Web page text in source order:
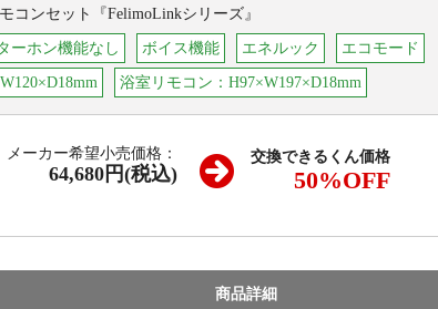
コンセット『FelimoLinkシリーズ』
ーホン機能なし ボイス機能 エネルック エコモード
浴室リモコン：H97×W197×D18mm
メーカー希望小売価格：
64,680円(税込)
交換できるくん価格
50%OFF
商品詳細